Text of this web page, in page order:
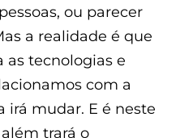
ou parecer
a realidade é que
as tecnologias e
com a
irá mudar. E é neste
trará o